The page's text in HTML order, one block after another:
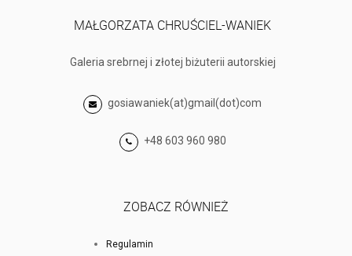
MAŁGORZATA CHRUŚCIEL-WANIEK
Galeria srebrnej i złotej biżuterii autorskiej
gosiawaniek(at)gmail(dot)com
+48 603 960 980
ZOBACZ RÓWNIEŻ
Regulamin